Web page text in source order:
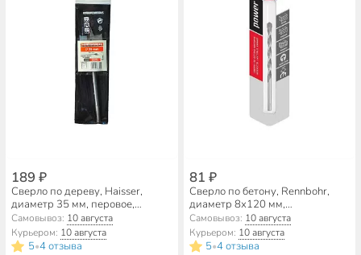
189 ₽
Сверло по дереву, Haisser,
диаметр 35 мм, перовое,
плоский лопаточное, HS103319
Самовывоз: 10 августа
Курьером: 10 августа
5•4 отзыва
81 ₽
Сверло по бетону, Rennbohr,
диаметр 8х120 мм,
цилиндрический хвостовик,
606008
Самовывоз: 10 августа
Курьером: 10 августа
5•4 отзыва